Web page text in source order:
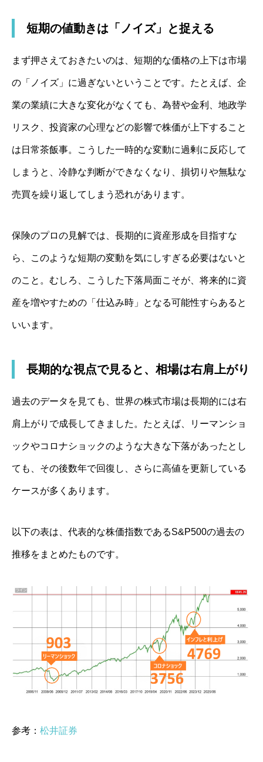
短期の値動きは「ノイズ」と捉える
まず押さえておきたいのは、短期的な価格の上下は市場
の「ノイズ」に過ぎないということです。たとえば、企
業の業績に大きな変化がなくても、為替や金利、地政学
リスク、投資家の心理などの影響で株価が上下すること
は日常茶飯事。こうした一時的な変動に過剰に反応して
しまうと、冷静な判断ができなくなり、損切りや無駄な
売買を繰り返してしまう恐れがあります。
保険のプロの見解では、長期的に資産形成を目指すな
ら、このような短期の変動を気にしすぎる必要はないと
のこと。むしろ、こうした下落局面こそが、将来的に資
産を増やすための「仕込み時」となる可能性すらあると
いいます。
長期的な視点で見ると、相場は右肩上がり
過去のデータを見ても、世界の株式市場は長期的には右
肩上がりで成長してきました。たとえば、リーマンショ
ックやコロナショックのような大きな下落があったとし
ても、その後数年で回復し、さらに高値を更新している
ケースが多くあります。
以下の表は、代表的な株価指数であるS&P500の過去の
推移をまとめたものです。
参考： 松井証券